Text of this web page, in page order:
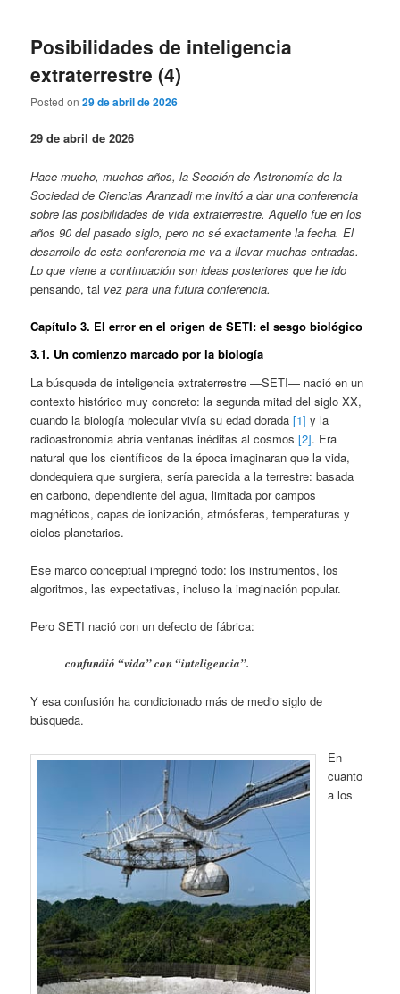
Posibilidades de inteligencia
extraterrestre (4)
Posted on29 de abril de 2026
29 de abril de 2026
Hace mucho, muchos años, la Sección de Astronomía de la
Sociedad de Ciencias Aranzadi me invitó a dar una conferencia
sobre las posibilidades de vida extraterrestre. Aquello fue en los
años 90 del pasado siglo, pero no sé exactamente la fecha. El
desarrollo de esta conferencia me va a llevar muchas entradas.
Lo que viene a continuación son ideas posteriores que he ido
pensando, tal vez para una futura conferencia.
Capítulo 3. El error en el origen de SETI: el sesgo biológico
3.1. Un comienzo marcado por la biología
La búsqueda de inteligencia extraterrestre —SETI— nació en un
contexto histórico muy concreto: la segunda mitad del siglo XX,
cuando la biología molecular vivía su edad dorada[1] y la
radioastronomía abría ventanas inéditas al cosmos[2]. Era
natural que los científicos de la época imaginaran que la vida,
dondequiera que surgiera, sería parecida a la terrestre: basada
en carbono, dependiente del agua, limitada por campos
magnéticos, capas de ionización, atmósferas, temperaturas y
ciclos planetarios.
Ese marco conceptual impregnó todo: los instrumentos, los
algoritmos, las expectativas, incluso la imaginación popular.
Pero SETI nació con un defecto de fábrica:
confundió “vida” con “inteligencia”.
Y esa confusión ha condicionado más de medio siglo de
búsqueda.
En
cuanto
a los